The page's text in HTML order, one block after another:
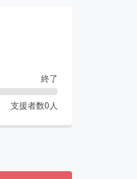
終了
支援者数0 人